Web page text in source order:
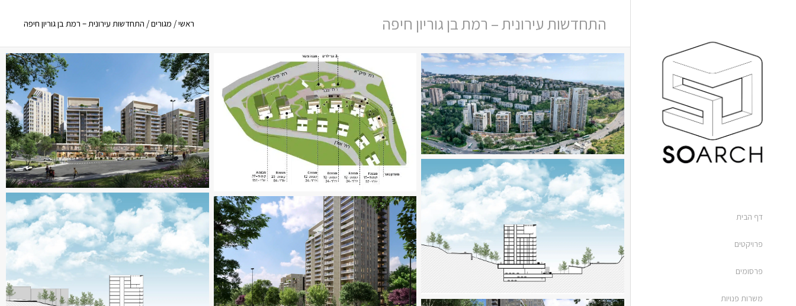
דף הבית
פרויקטים
פרסומים
משרות פנויות
התחדשות עירונית – רמת בן גוריון חיפה ראשי/ מגורים/ התחדשות עירונית – רמת בן גוריון חיפה